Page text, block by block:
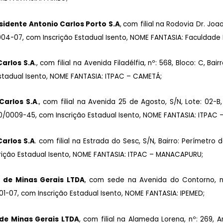
Antonio Carlos Porto S.A,com filial na Rodovia Dr.
07, com Inscrição Estadual Isento, NOME FANTASIA:
S.A.,com filial na Avenida Filadélfia, nº: 568, Bloco: C,
Isento, NOME FANTASIA: ITPAC – CAMETÁ;
S.A.,com filial na Avenida 25 de Agosto, S/N, Lote: 02-B,
45, com Inscrição Estadual Isento, NOME FANTASIA: ITPAC –
S.A. com filial na Estrada do Sesc, S/N, Bairro: Perímetro
Estadual Isento, NOME FANTASIA: ITPAC – MANACAPURU;
Minas Gerais LTDA,com sede na Avenida do Contorno, nº:
com Inscrição Estadual Isento, NOME FANTASIA: IPEMED;
Minas Gerais LTDA,com filial na Alameda Lorena, nº: 269,